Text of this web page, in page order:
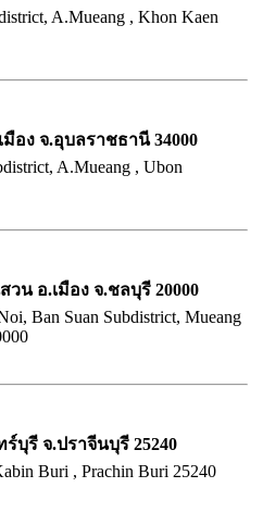
A.Mueang , Khon Kaen
อง จ.อุบลราชธานี 34000
A.Mueang , Ubon
น อ.เมือง จ.ชลบุรี 20000
Ban Suan Subdistrict, Mueang
ร์บุรี จ.ปราจีนบุรี 25240
Buri , Prachin Buri 25240